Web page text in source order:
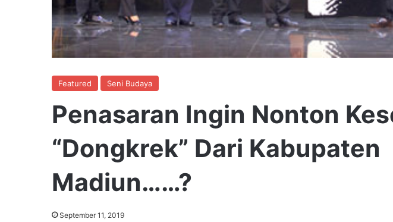
Featured Seni Budaya
Penasaran Ingin Nonton
“Dongkrek” Dari Kabupaten
Madiun……?
September 11, 2019